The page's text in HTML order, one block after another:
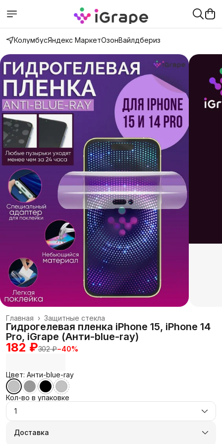
КолумбусЯндекс МаркетОзонВайлдбериз
Защитные стекла
Главная ›
Гидрогелевая пленка iPhone 15, iPhone 14
Pro, iGrape (Анти-blue-ray)
182 ₽302 ₽−40%
Цвет: Анти-blue-ray
Кол-во в упаковке
1
Доставка